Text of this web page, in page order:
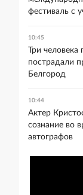
фестиваль с
10:45
Три
пострадали
Белгород
10:44
Актер
сознание во
автографов